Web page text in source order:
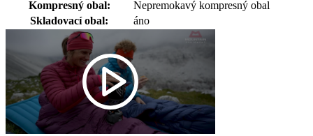
Kompresný obal:
Nepremokavý kompresný obal
Skladovací obal:
áno